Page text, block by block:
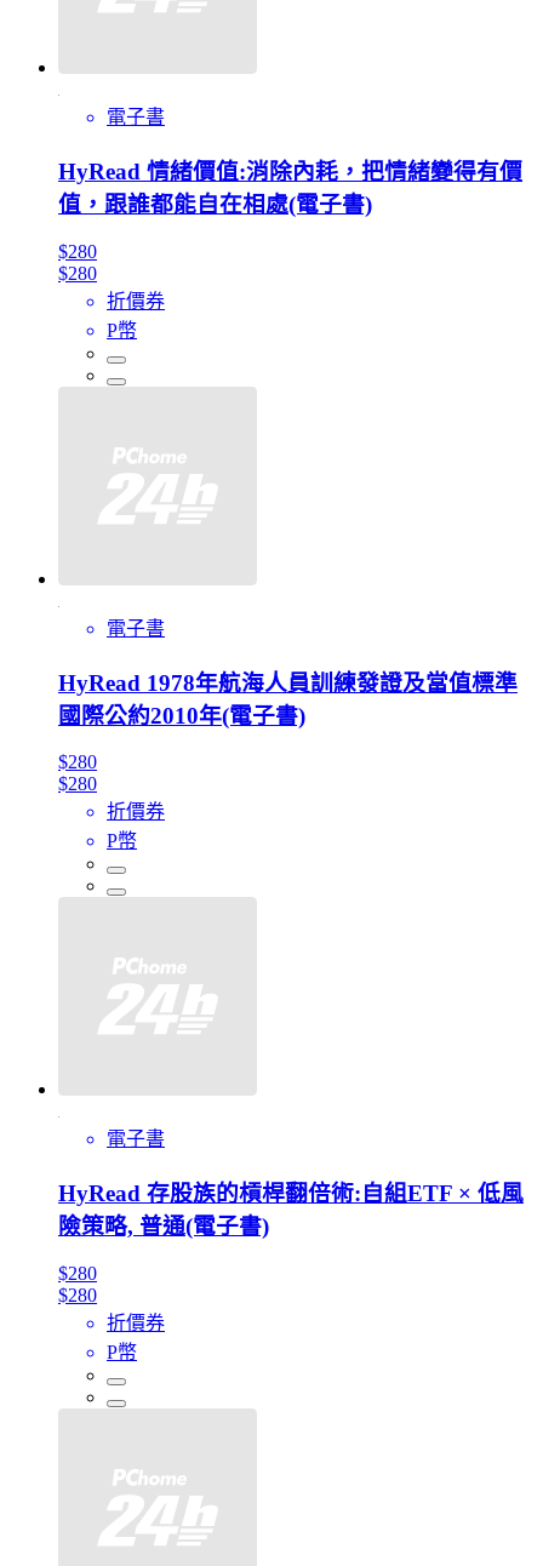
電子書
HyRead 情緒價值:消除內耗，把情緒變得有價
值，跟誰都能自在相處(電子書)
$280
$280
折價券
P幣
電子書
HyRead 1978年航海人員訓練發證及當值標準
國際公約2010年(電子書)
$280
$280
折價券
P幣
電子書
HyRead 存股族的槓桿翻倍術:自組ETF × 低風
險策略, 普通(電子書)
$280
$280
折價券
P幣